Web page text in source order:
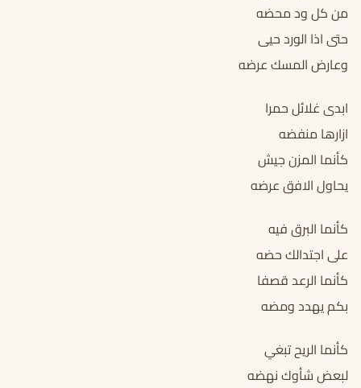
من كل ود محضه
حتى اذا الورد حيى
وعارض المسك عرضه
ابدى غلائل حمرا
ازارها منفضه
كأنما المزن جيش
يحاول الافق عرضه
كأنما البرق فيه
على اجتدالك حضه
كأنما الرعد قصفا
بكم يهدد ومضه
كأنما الريح تبغي
لبعض شأوك نهضه